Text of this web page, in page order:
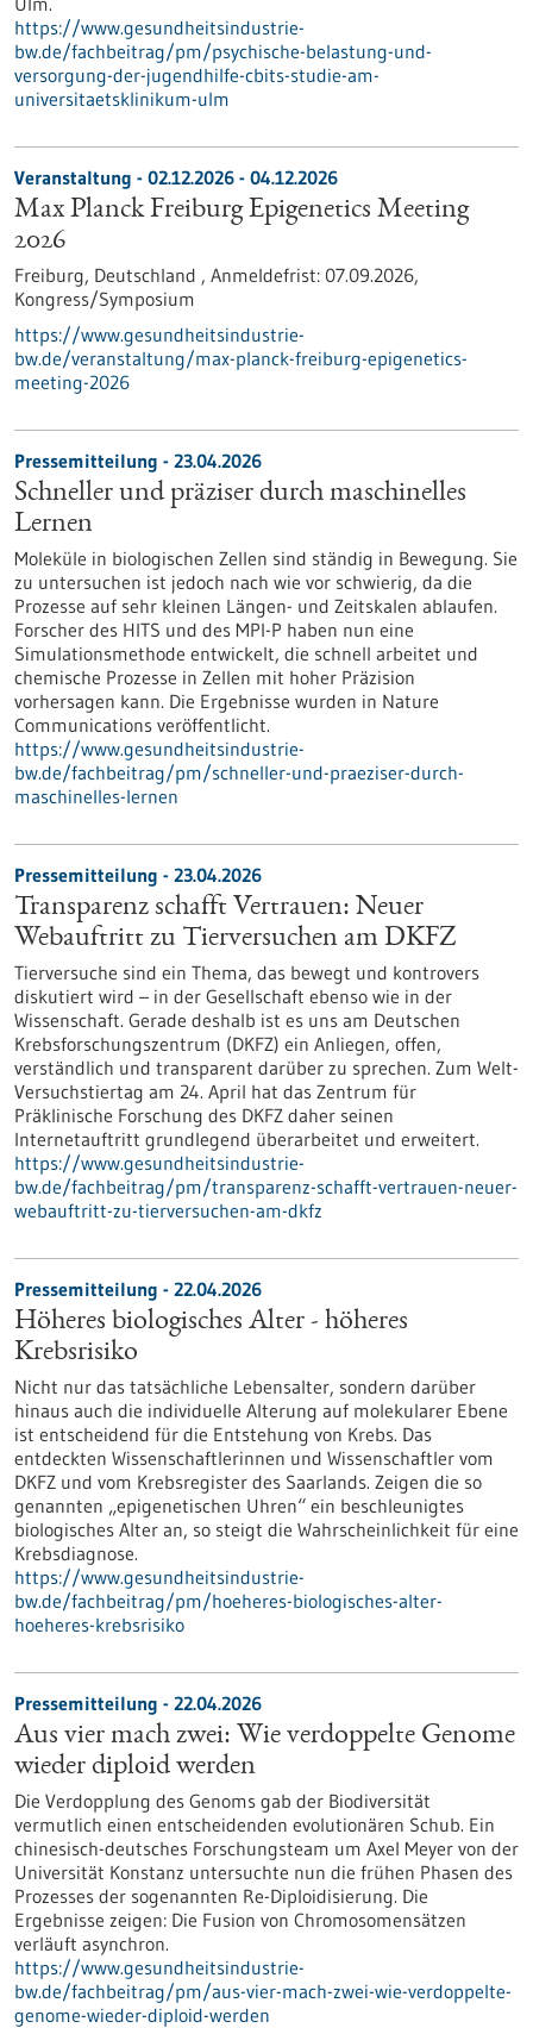
https://www.gesundheitsindustrie-
bw.de/fachbeitrag/pm/psychische-belastung-und-
versorgung-der-jugendhilfe-cbits-studie-am-
universitaetsklinikum-ulm
Veranstaltung - 02.12.2026 - 04.12.2026
Max Planck Freiburg Epigenetics Meeting
2026
Freiburg, Deutschland , Anmeldefrist: 07.09.2026,
Kongress/Symposium
https://www.gesundheitsindustrie-
bw.de/veranstaltung/max-planck-freiburg-epigenetics-
meeting-2026
Pressemitteilung - 23.04.2026
Schneller und präziser durch maschinelles
Lernen
Moleküle in biologischen Zellen sind ständig in Bewegung. Sie
zu untersuchen ist jedoch nach wie vor schwierig, da die
Prozesse auf sehr kleinen Längen- und Zeitskalen ablaufen.
Forscher des HITS und des MPI-P haben nun eine
Simulationsmethode entwickelt, die schnell arbeitet und
chemische Prozesse in Zellen mit hoher Präzision
vorhersagen kann. Die Ergebnisse wurden in Nature
Communications veröffentlicht.
https://www.gesundheitsindustrie-
bw.de/fachbeitrag/pm/schneller-und-praeziser-durch-
maschinelles-lernen
Pressemitteilung - 23.04.2026
Transparenz schafft Vertrauen: Neuer
Webauftritt zu Tierversuchen am DKFZ
Tierversuche sind ein Thema, das bewegt und kontrovers
diskutiert wird – in der Gesellschaft ebenso wie in der
Wissenschaft. Gerade deshalb ist es uns am Deutschen
Krebsforschungszentrum (DKFZ) ein Anliegen, offen,
verständlich und transparent darüber zu sprechen. Zum Welt-
Versuchstiertag am 24. April hat das Zentrum für
Präklinische Forschung des DKFZ daher seinen
Internetauftritt grundlegend überarbeitet und erweitert.
https://www.gesundheitsindustrie-
bw.de/fachbeitrag/pm/transparenz-schafft-vertrauen-neuer-
webauftritt-zu-tierversuchen-am-dkfz
Pressemitteilung - 22.04.2026
Höheres biologisches Alter - höheres
Krebsrisiko
Nicht nur das tatsächliche Lebensalter, sondern darüber
hinaus auch die individuelle Alterung auf molekularer Ebene
ist entscheidend für die Entstehung von Krebs. Das
entdeckten Wissenschaftlerinnen und Wissenschaftler vom
DKFZ und vom Krebsregister des Saarlands. Zeigen die so
genannten „epigenetischen Uhren“ ein beschleunigtes
biologisches Alter an, so steigt die Wahrscheinlichkeit für eine
Krebsdiagnose.
https://www.gesundheitsindustrie-
bw.de/fachbeitrag/pm/hoeheres-biologisches-alter-
hoeheres-krebsrisiko
Pressemitteilung - 22.04.2026
Aus vier mach zwei: Wie verdoppelte Genome
wieder diploid werden
Die Verdopplung des Genoms gab der Biodiversität
vermutlich einen entscheidenden evolutionären Schub. Ein
chinesisch-deutsches Forschungsteam um Axel Meyer von der
Universität Konstanz untersuchte nun die frühen Phasen des
Prozesses der sogenannten Re-Diploidisierung. Die
Ergebnisse zeigen: Die Fusion von Chromosomensätzen
verläuft asynchron.
https://www.gesundheitsindustrie-
bw.de/fachbeitrag/pm/aus-vier-mach-zwei-wie-verdoppelte-
genome-wieder-diploid-werden